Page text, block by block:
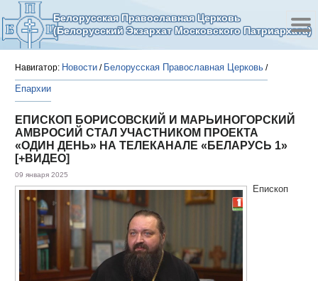
Белорусская Православная Церковь
(Белорусский Экзархат Московского Патриархата)
Навигатор: Новости / Белорусская Православная Церковь /
Епархии
ЕПИСКОП БОРИСОВСКИЙ И МАРЬИНОГОРСКИЙ
АМВРОСИЙ СТАЛ УЧАСТНИКОМ ПРОЕКТА
«ОДИН ДЕНЬ» НА ТЕЛЕКАНАЛЕ «БЕЛАРУСЬ 1»
[+ВИДЕО]
09 января 2025
Епископ